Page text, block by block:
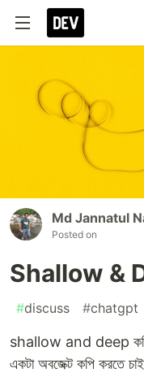
Md Jannatul
Posted on
Shallow &
#discuss #chatgpt
shallow and deep কপি
একটা অবজেক্ট কপি করতে